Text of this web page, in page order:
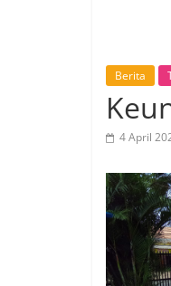
Berita
4 April